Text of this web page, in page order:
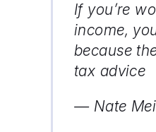
If you’re
income,
because
tax advice
— Nate